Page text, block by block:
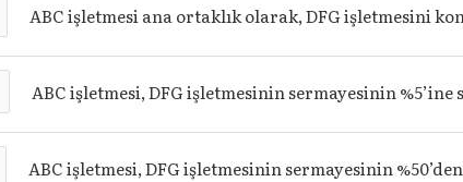
ABC işletmesi ana ortaklık olarak, DFG işletmesini
ABC işletmesi, DFG işletmesinin sermayesinin
ABC işletmesi, DFG işletmesinin sermayesinin